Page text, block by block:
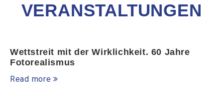
VERANSTALTUNGEN
Wettstreit mit der Wirklichkeit. 60 Jahre
Fotorealismus
Read more